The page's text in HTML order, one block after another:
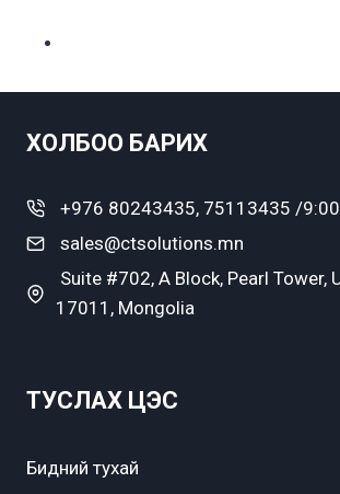
ХОЛБОО БАРИХ
+976 80243435, 75113435 /
sales@ctsolutions.mn
Suite #702, A Block, Pearl Tower,
17011, Mongolia
ТУСЛАХ ЦЭС
Бидний тухай